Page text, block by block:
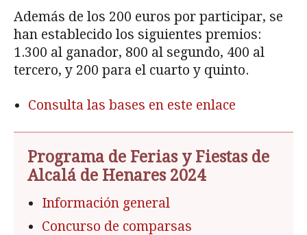
Además de los 200 euros por participar, se
han establecido los siguientes premios:
1.300 al ganador, 800 al segundo, 400 al
tercero, y 200 para el cuarto y quinto.
Consulta las bases en este enlace
Programa de Ferias y Fiestas de
Alcalá de Henares 2024
Información general
Concurso de comparsas